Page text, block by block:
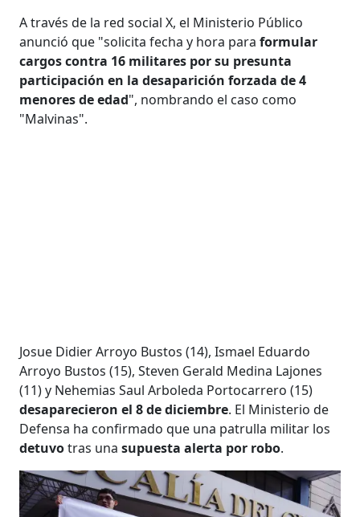
A través de la red social X, el Ministerio Público
anunció que "solicita fecha y hora para formular
cargos contra 16 militares por su presunta
participación en la desaparición forzada de 4
menores de edad", nombrando el caso como
"Malvinas".
Josue Didier Arroyo Bustos (14), Ismael Eduardo
Arroyo Bustos (15), Steven Gerald Medina Lajones
(11) y Nehemias Saul Arboleda Portocarrero (15)
desaparecieron el 8 de diciembre. El Ministerio de
Defensa ha confirmado que una patrulla militar los
detuvotras unasupuesta alerta por robo.